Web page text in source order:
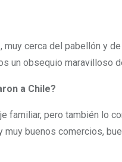
cerca del pabellón y
un obsequio maravilloso
a Chile?
familiar, pero también lo
muy buenos comercios,